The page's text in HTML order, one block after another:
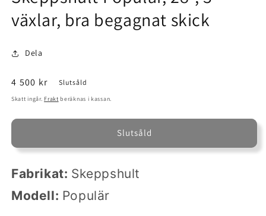
växlar, bra begagnat skick
Dela
Ordinarie
pris
4 500 kr Slutsåld
Skatt ingår. Frakt beräknas i kassan.
Slutsåld
Fabrikat: Skeppshult
Modell: Populär